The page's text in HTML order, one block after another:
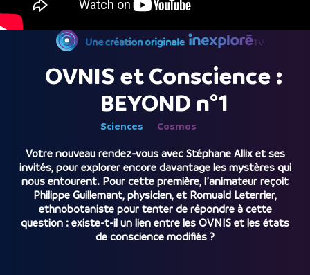
OVNIS et Conscience :
BEYOND n°1
Sciences Cosmos
Votre nouveau rendez-vous avec Stéphane Allix et ses
invités, pour explorer encore davantage les mystères qui
nous entourent. Pour cette première, l’animateur reçoit
Philippe Guillemant, physicien, et Romuald Leterrier,
ethnobotaniste pour tenter de répondre à cette
question : existe-t-il un lien entre les OVNIS et les états
de conscience modifiés ?